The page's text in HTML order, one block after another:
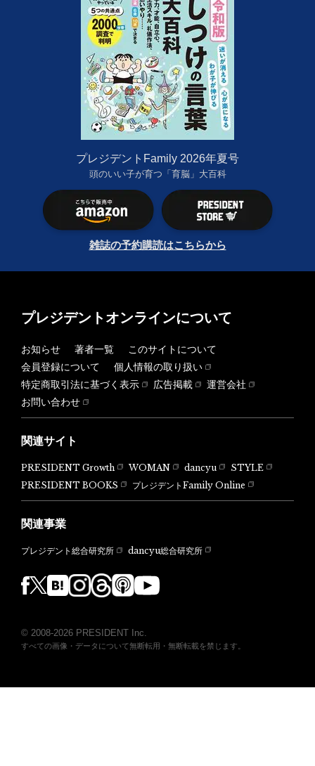
プレジデントFamily 2026年夏号
頭のいい子が育つ「育脳」大百科
雑誌の予約購読はこちらから
プレジデントオンラインについて
お知らせ 著者一覧
このサイトについて
会員登録について
個人情報の取り扱い
特定商取引法に基づく表示
広告掲載
運営会社
お問い合わせ
関連サイト
PRESIDENT Growth WOMAN dancyu
STYLE
PRESIDENT BOOKS
プレジデントFamily Online
関連事業
プレジデント総合研究所 dancyu総合研究所
© 2008-2026 PRESIDENT Inc.
すべての画像・データについて無断転用・無断転載を禁じます。